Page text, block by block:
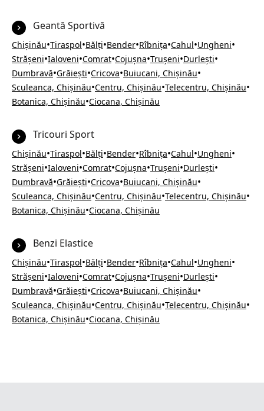
Geantă Sportivă
Chișinău•Tiraspol•Bălți•Bender•Rîbnița•Cahul•Ungheni•
Strășeni•Ialoveni•Comrat•Cojușna•Trușeni•Durlești•
Dumbravă•Grăiești•Cricova•Buiucani, Chișinău•
Sculeanca, Chișinău•Centru, Chișinău•Telecentru, Chișinău•
Botanica, Chișinău•Ciocana, Chișinău
Tricouri Sport
Chișinău•Tiraspol•Bălți•Bender•Rîbnița•Cahul•Ungheni•
Strășeni•Ialoveni•Comrat•Cojușna•Trușeni•Durlești•
Dumbravă•Grăiești•Cricova•Buiucani, Chișinău•
Sculeanca, Chișinău•Centru, Chișinău•Telecentru, Chișinău•
Botanica, Chișinău•Ciocana, Chișinău
Benzi Elastice
Chișinău•Tiraspol•Bălți•Bender•Rîbnița•Cahul•Ungheni•
Strășeni•Ialoveni•Comrat•Cojușna•Trușeni•Durlești•
Dumbravă•Grăiești•Cricova•Buiucani, Chișinău•
Sculeanca, Chișinău•Centru, Chișinău•Telecentru, Chișinău•
Botanica, Chișinău•Ciocana, Chișinău